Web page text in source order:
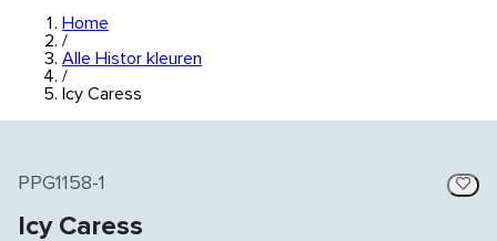
Home
/
Alle Histor kleuren
/
Icy Caress
PPG1158-1
Icy Caress